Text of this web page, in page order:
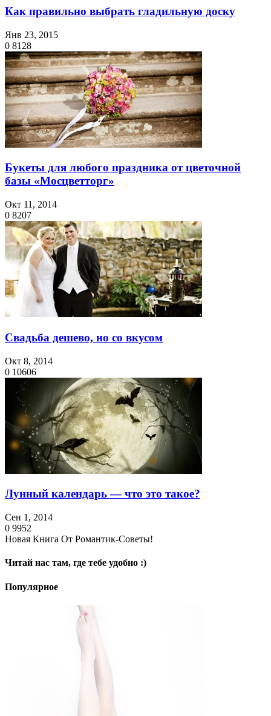
Как правильно выбрать гладильную доску
Янв 23, 2015
0 8128
Букеты для любого праздника от цветочной
базы «Мосцветторг»
Окт 11, 2014
0 8207
Свадьба дешево, но со вкусом
Окт 8, 2014
0 10606
Лунный календарь — что это такое?
Сен 1, 2014
0 9952
Новая Книга От Романтик-Советы!
Читай нас там, где тебе удобно :)
Популярное